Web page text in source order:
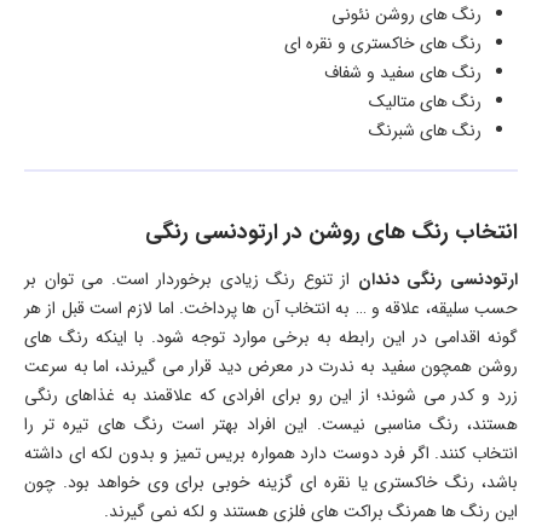
رنگ های روشن نئونی
رنگ های خاکستری و نقره ای
رنگ های سفید و شفاف
رنگ های متالیک
رنگ های شبرنگ
انتخاب رنگ های روشن در ارتودنسی رنگی
ارتودنسی رنگی دندان از تنوع رنگ زیادی برخوردار است. می توان بر
حسب سلیقه، علاقه و … به انتخاب آن ها پرداخت. اما لازم است قبل از هر
گونه اقدامی در این رابطه به برخی موارد توجه شود. با اینکه رنگ های
روشن همچون سفید به ندرت در معرض دید قرار می گیرند، اما به سرعت
زرد و کدر می شوند؛ از این رو برای افرادی که علاقمند به غذاهای رنگی
هستند، رنگ مناسبی نیست. این افراد بهتر است رنگ های تیره تر را
انتخاب کنند. اگر فرد دوست دارد همواره بریس تمیز و بدون لکه ای داشته
باشد، رنگ خاکستری یا نقره ای گزینه خوبی برای وی خواهد بود. چون
این رنگ ها همرنگ براکت های فلزی هستند و لکه نمی گیرند.